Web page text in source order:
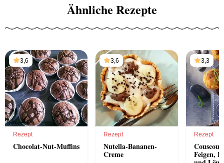
Ähnliche Rezepte
3,6
Rezept
Chocolat-Nut-Muffins
3,6
Rezept
Nutella-Bananen-
Creme
3,3
Rezept
Feigen,